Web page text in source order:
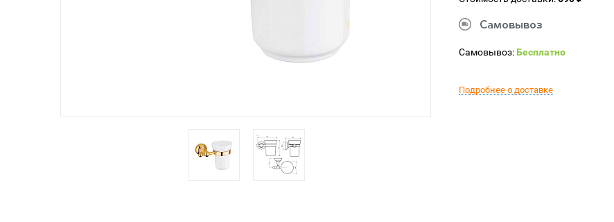
Самовывоз
Самовывоз:Бесплатно
Подробнее о доставке